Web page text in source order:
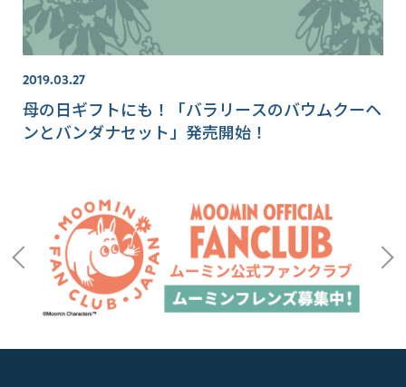
2019.03.27
母の日ギフトにも！「バラリースのバウムクーヘ
ンとバンダナセット」発売開始！